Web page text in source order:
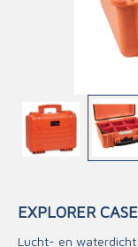
EXPLORER CASE
Lucht- en waterdicht